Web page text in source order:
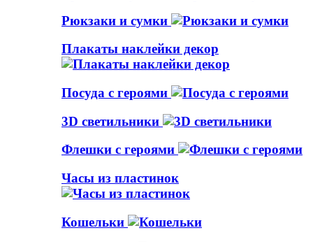
Рюкзаки и сумки
Плакаты наклейки декор
Посуда с героями
3D светильники
Флешки с героями
Часы из пластинок
Кошельки